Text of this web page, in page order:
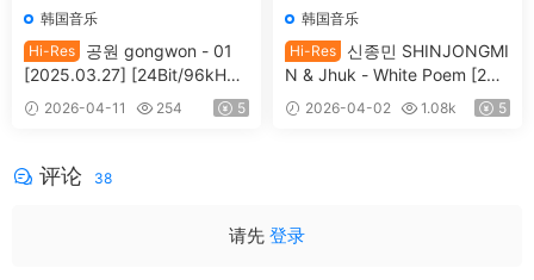
韩国音乐
Hi-Res
공원 gongwon - 01
[2025.03.27] [24Bit/96kHz]
[Hi-Res Flac 371MB]
2026-04-11 254 5
韩国音乐
Hi-Res
신종민 SHINJONGMI
N & Jhuk - White Poem [202
5.02.18] [24Bit/48kHz] [Hi-R
es Flac 323MB]
2026-04-02 1.08k 5
评论 38
请先 登录